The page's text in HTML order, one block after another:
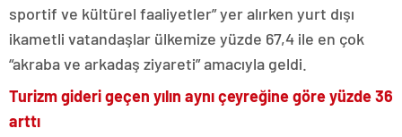
sportif ve kültürel faaliyetler” yer alırken yurt dışı
ikametli vatandaşlar ülkemize yüzde 67,4 ile en çok
“akraba ve arkadaş ziyareti” amacıyla geldi.
Turizm gideri geçen yılın aynı çeyreğine göre yüzde 36
arttı